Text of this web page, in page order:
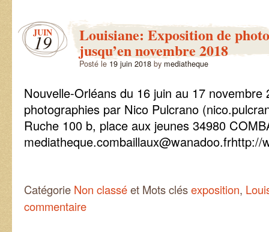
JUIN
19 Louisiane: Exposition de
jusqu’en novembre 2018
Posté le 19 juin 2018 by mediatheque
Nouvelle-Orléans du 16 juin au 17
photographies par Nico Pulcrano
Ruche 100 b, place aux jeunes 34980
Catégorie Non classéet Mots clésexposition,
commentaire